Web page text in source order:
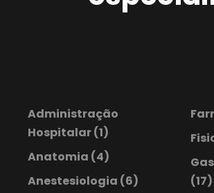
Administração
Hospitalar(1)
Anatomia (4)
Anestesiologia (6)
(17)